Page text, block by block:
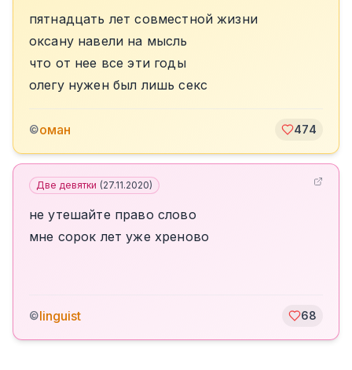
пятнадцать лет совместной жизни
оксану навели на мысль
что от нее все эти годы
олегу нужен был лишь секс
©оман 474
Две девятки (27.11.2020)
не утешайте право слово
мне сорок лет уже хреново
©linguist 68